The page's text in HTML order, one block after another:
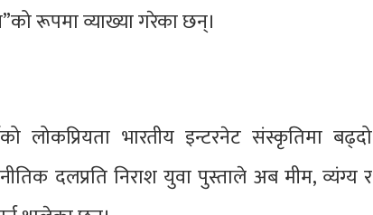
रूपमा व्याख्या गरेका छन्।
लोकप्रियता भारतीय इन्टरनेट संस्कृतिमा बढ्दो
दलप्रति निराश युवा पुस्ताले अब मीम, व्यंग्य र